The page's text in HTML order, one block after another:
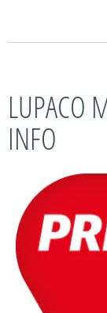
LUPACO
INFO